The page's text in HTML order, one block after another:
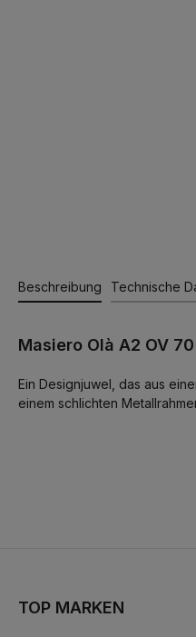
Beschreibung Technische
Masiero Olà A2 OV
Ein Designjuwel, das aus
einem schlichten
TOP MARKEN